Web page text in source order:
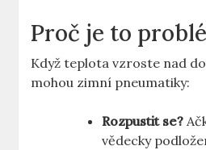
Proč je to
Když teplota vzroste nad
mohou zimní pneumatiky:
Rozpustit se?
vědecky